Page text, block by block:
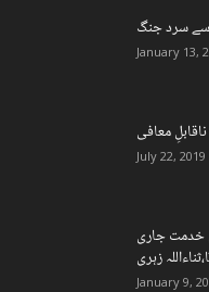
سرد جنگ
January 13,
July 22, 2019
خدمت جاری
زہری
January 9,